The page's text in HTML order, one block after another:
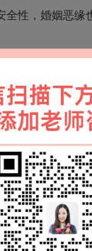
性，婚姻恶缘
做。
研究表明，高
主题活动。比